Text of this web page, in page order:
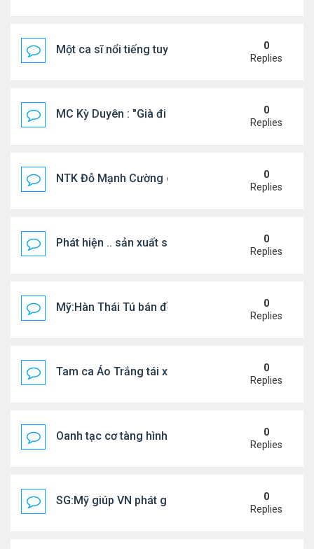
Một ca sĩ nổi tiếng tuyên bố không thu tiền tác
0
Replies
MC Kỳ Duyên : "Già đi cũng là một đặc ân"
0
Replies
NTK Đỗ Mạnh Cường chi 100 triệu đồng thuê...
0
Replies
Phát hiện .. sản xuất sữa 'pha bột giặt'
0
Replies
Mỹ:Hàn Thái Tú bán đồ ăn online mưu sinh
0
Replies
Tam ca Áo Trắng tái xuất trên sân khấu
0
Replies
Oanh tạc cơ tàng hình đáng sợ nhất thế giới
0
Replies
SG:Mỹ giúp VN phát giác xưởng sản xuất giày
0
Replies